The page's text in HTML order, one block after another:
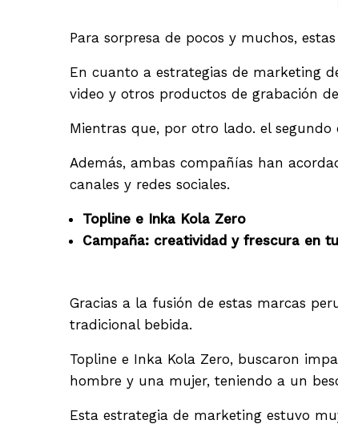
Para sorpresa de pocos y muchos,
En cuanto a estrategias de marketing
video y otros productos de grabación
Mientras que, por otro lado. el
Además, ambas compañías han
canales y redes sociales.
Topline e Inka Kola Zero
Campaña: creatividad y frescura en
Gracias a la fusión de estas marcas
tradicional bebida.
Topline e Inka Kola Zero, buscaron
hombre y una mujer, teniendo a un
Esta estrategia de marketing estuvo